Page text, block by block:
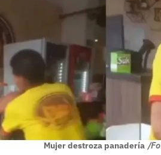
Mujer destroza panadería /